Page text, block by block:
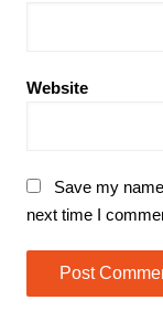
Website
Save my
next time I